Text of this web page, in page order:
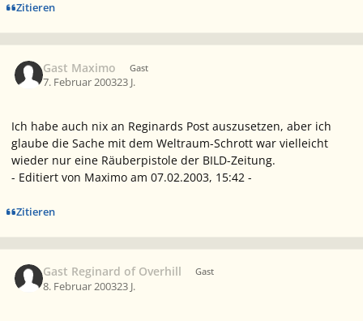
Zitieren
Gast Maximo Gast
7. Februar 200323 J.
Ich habe auch nix an Reginards Post auszusetzen, aber ich
glaube die Sache mit dem Weltraum-Schrott war vielleicht
wieder nur eine Räuberpistole der BILD-Zeitung.
- Editiert von Maximo am 07.02.2003, 15:42 -
Zitieren
Gast Reginard of Overhill Gast
8. Februar 200323 J.